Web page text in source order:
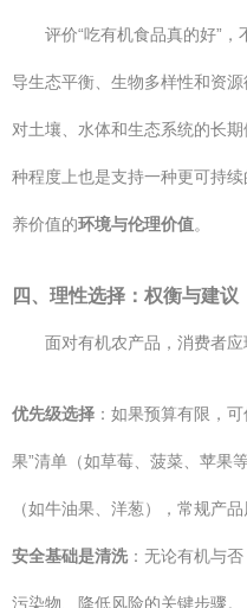
评价“吃有机食品真的好”
导生态平衡、生物多样性和资
对土壤、水体和生态系统的长
种程度上也是支持一种更可持
养价值的环境与伦理价值。
四、理性选择：权衡与建议
面对有机农产品，消费者应
优先级选择 ：如果预算有限，
果”清单（如草莓、菠菜、苹果
（如牛油果、洋葱），常规产品
安全基础是清洗：无论有机与
污染物、降低风险的关键步骤。